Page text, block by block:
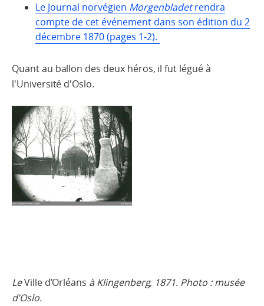
Le Journal norvégien Morgenbladetrendra
compte de cet événement dans son édition du 2
décembre 1870 (pages 1-2).
Quant au ballon des deux héros, il fut légué à
l'Université d'Oslo.
LeVille d’Orléans à Klingenberg, 1871. Photo : musée
d’Oslo.